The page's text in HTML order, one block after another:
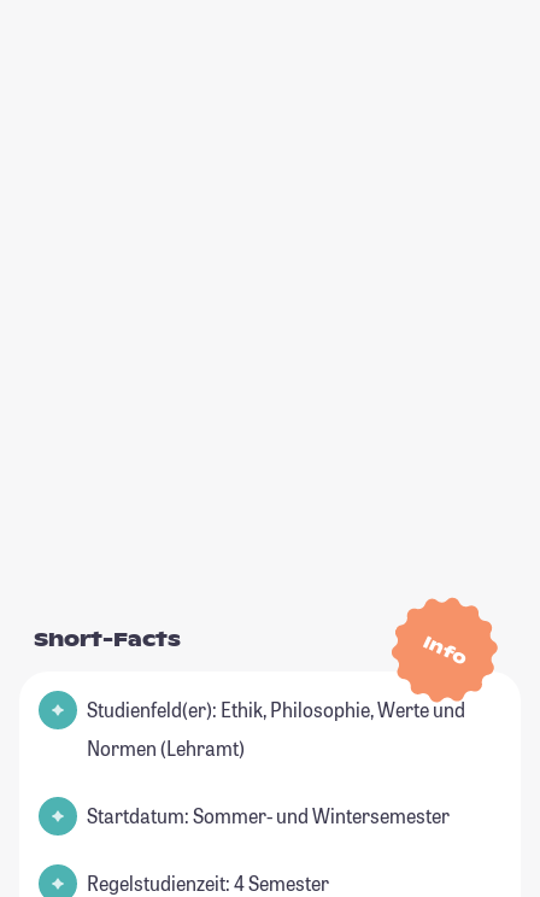
Info
Short-Facts
Studienfeld(er): Ethik, Philosophie, Werte und
Normen (Lehramt)
Startdatum: Sommer- und Wintersemester
Regelstudienzeit: 4 Semester